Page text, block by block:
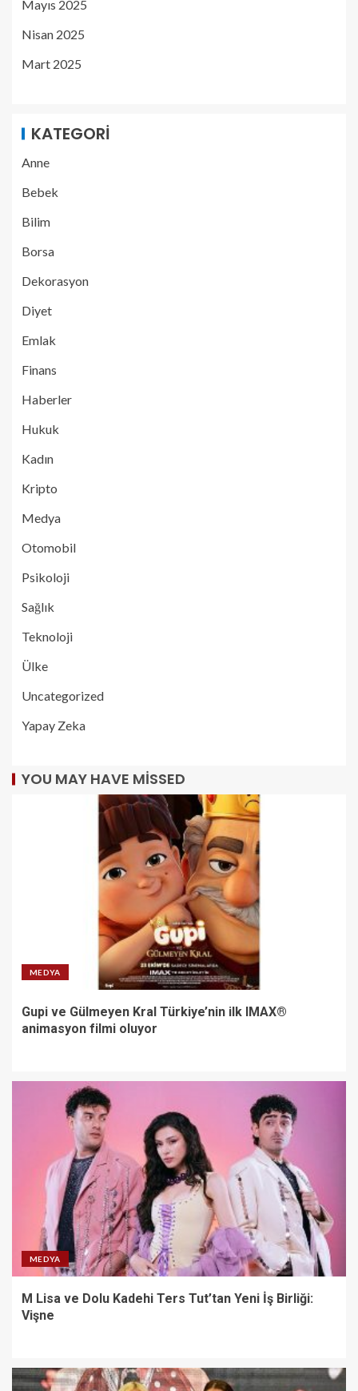
Mayıs 2025
Nisan 2025
Mart 2025
KATEGORI
Anne
Bebek
Bilim
Borsa
Dekorasyon
Diyet
Emlak
Finans
Haberler
Hukuk
Kadın
Kripto
Medya
Otomobil
Psikoloji
Sağlık
Teknoloji
Ülke
Uncategorized
Yapay Zeka
YOU MAY HAVE MISSED
MEDYA
Gupi ve Gülmeyen Kral Türkiye’nin ilk IMAX®
animasyon filmi oluyor
MEDYA
M Lisa ve Dolu Kadehi Ters Tut’tan Yeni İş Birliği:
Vişne